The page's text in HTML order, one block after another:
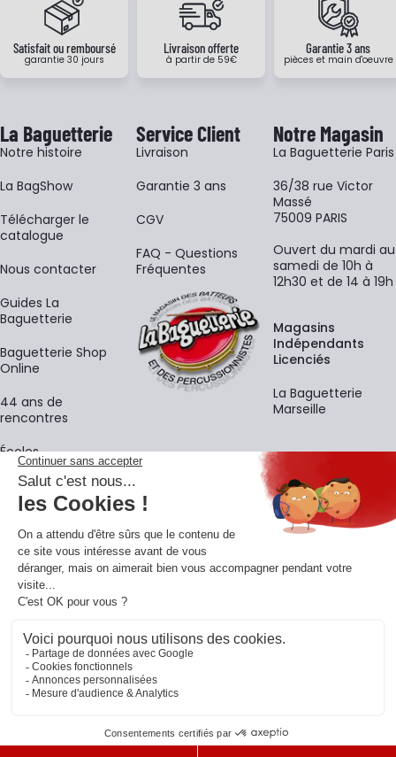
Satisfait ou remboursé
garantie 30 jours
Livraison offerte
à partir de 59€
Garantie 3 ans
pièces et main d'oeuvre
La Baguetterie
Notre histoire
La BagShow
​Télécharger le
catalogue
Nous contacter
Guides La
Baguetterie
Baguetterie Shop
Online
44 ans de
rencontres
Écoles
Service Client
Livraison
Garantie 3 ans
CGV
FAQ - Questions
Fréquentes
Notre Magasin
La Baguetterie Paris
36/38 rue Victor
Massé
75009 PARIS
Ouvert du mardi au
samedi de 10h à
12h30 et de 14 à 19h
Magasins
Indépendants
Licenciés
La Baguetterie
Marseille
La newsletter
Adresse e-mail
En vous inscrivant à notre newsletter, vous acceptez notre
confidentialité.
Retrouvons-nous sur